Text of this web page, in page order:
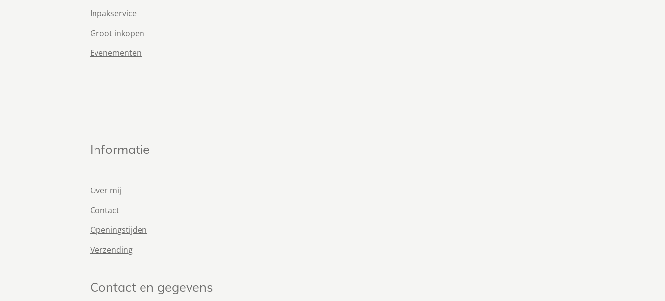
Inpakservice
Groot inkopen
Evenementen
Informatie
Over mij
Contact
Openingstijden
Verzending
Contact en gegevens